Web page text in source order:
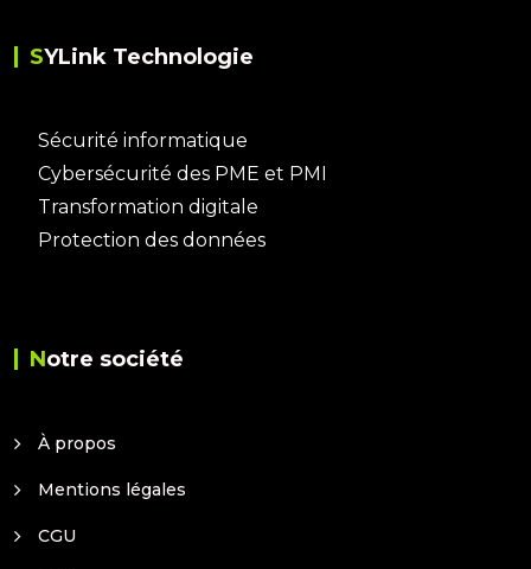
SYLink Technologie
Sécurité informatique
Cybersécurité des PME et PMI
Transformation digitale
Protection des données
Notre société
À propos
Mentions légales
CGU